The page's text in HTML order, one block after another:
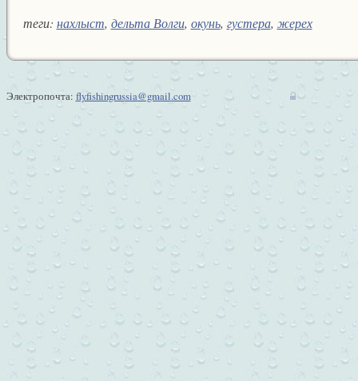
теги: нахлыст, дельта Волги, окунь, густера, жерех
Электропочта: flyfishingrussia@gmail.com w